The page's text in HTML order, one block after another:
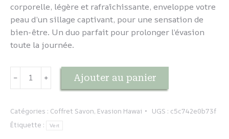
corporelle, légère et rafraîchissante, enveloppe votre
peau d’un sillage captivant, pour une sensation de
bien-être. Un duo parfait pour prolonger l’évasion
toute la journée.
quantité
duo
Evasion
﹣ ﹢ Ajouter au panier
Catégories : Coffret Savon, Evasion Hawai UGS : c5c742e0b73f
Étiquette :
Vert